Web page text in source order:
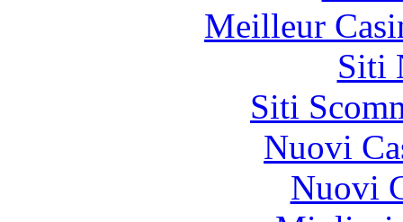
Meilleur
Siti
Siti
Nuovi
Nuovi